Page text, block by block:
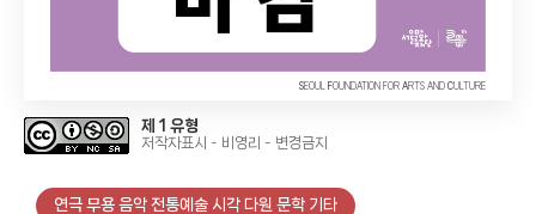
SEOUL FOUNDATION FOR ARTS AND C ULTURE
제 1 유형
저작자표시 - 비영리 - 변경금지
연극 무용 음악 전통예술 시각 다원 문학 기타